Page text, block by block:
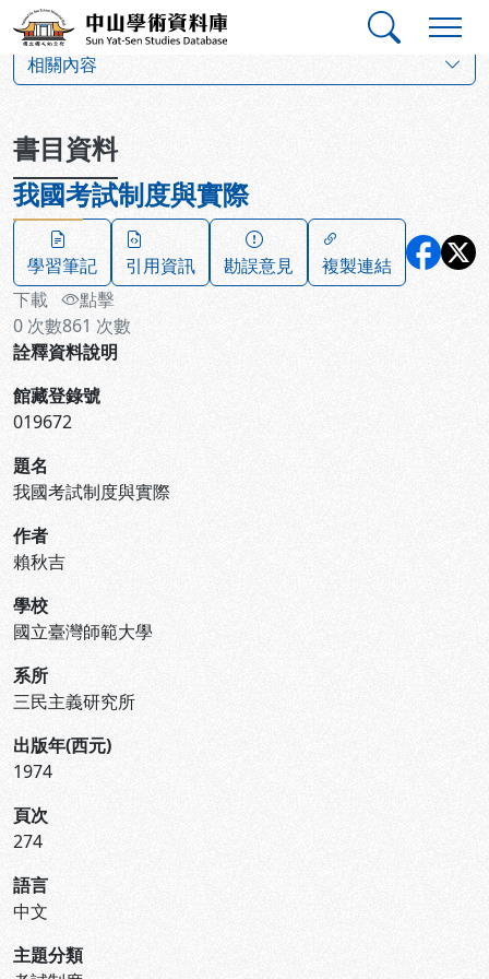
跳到主要內容
中山學術資料庫
相關內容
書目資料
我國考試制度與實際
學習筆記 引用資訊 勘誤意見
複製連結
下載
0 次數
點擊
861 次數
詮釋資料說明
館藏登錄號
019672
題名
我國考試制度與實際
作者
賴秋吉
學校
國立臺灣師範大學
系所
三民主義研究所
出版年(西元)
1974
頁次
274
語言
中文
主題分類